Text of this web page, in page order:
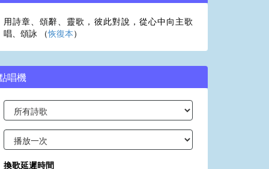
用詩章、頌辭、靈歌，彼此對說，從心中向主歌
唱、頌詠 （恢復本）
唱機
換歌延遲時間